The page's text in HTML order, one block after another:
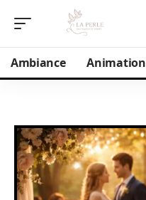
Ambiance Animation